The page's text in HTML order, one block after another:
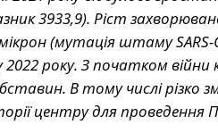
3933,9). Ріст
(мутація штаму
року. З початком війни
В тому числі різко
центру для проведення